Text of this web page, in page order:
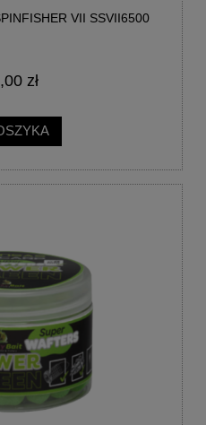
VII SSVII6500
zł